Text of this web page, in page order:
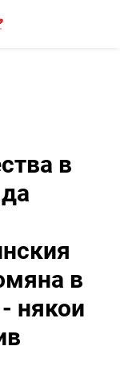
в
в
някои